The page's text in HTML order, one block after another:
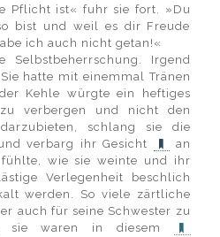
Pflicht ist« fuhr sie fort. »Du
bist und weil es dir Freude
ich auch nicht getan!«
Irgend
hatte mit einemmal Tränen
Kehle würgte ein heftiges
verbergen und nicht den
schlang sie die
verbarg ihr Gesicht
an
wie sie weinte und ihr
Verlegenheit beschlich
werden. So viele zärtliche
auch für seine Schwester zu
sie waren in diesem